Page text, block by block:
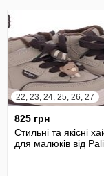
22, 23, 24, 25, 26, 27
825 грн
Стильні та якісні
для малюків від